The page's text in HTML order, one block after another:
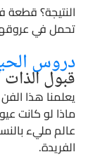
النتيجة؟ قطعة
تحمل في
دروس
قبول
يعلمنا هذا
ماذا لو كانت
عالم مليء
الفريدة.